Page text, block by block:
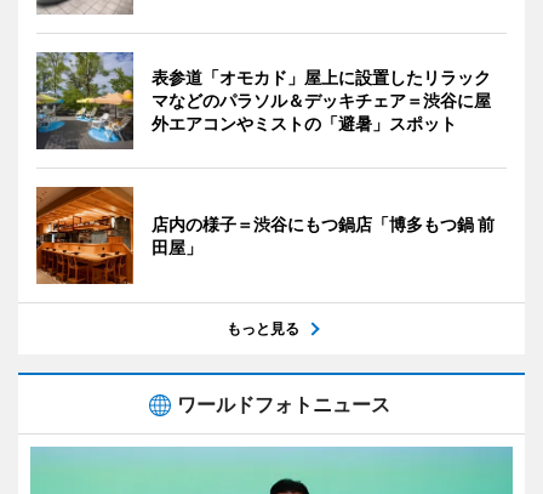
表参道「オモカド」屋上に設置したリラック
マなどのパラソル＆デッキチェア＝渋谷に屋
外エアコンやミストの「避暑」スポット
店内の様子＝渋谷にもつ鍋店「博多もつ鍋 前
田屋」
もっと見る
ワールドフォトニュース